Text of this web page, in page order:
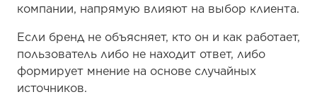
компании, напрямую влияют на выбор клиента.
Если бренд не объясняет, кто он и как работает,
пользователь либо не находит ответ, либо
формирует мнение на основе случайных
источников.